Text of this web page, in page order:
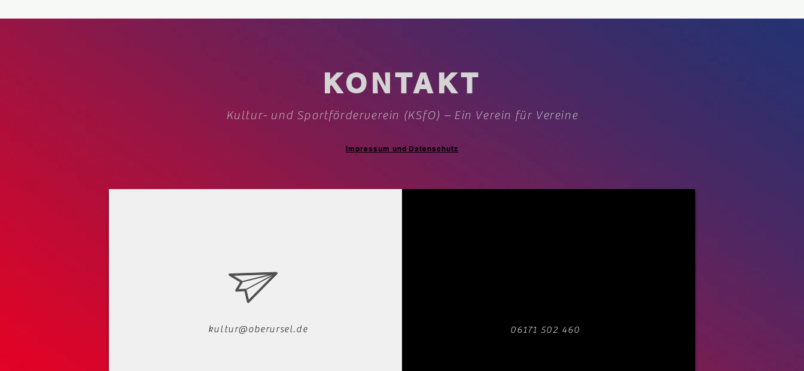
KONTAKT
Kultur- und Sportförderverein (KSfO) – Ein Verein für Vereine
Impressum und Datenschutz
kultur@oberursel.de 06171 502 460